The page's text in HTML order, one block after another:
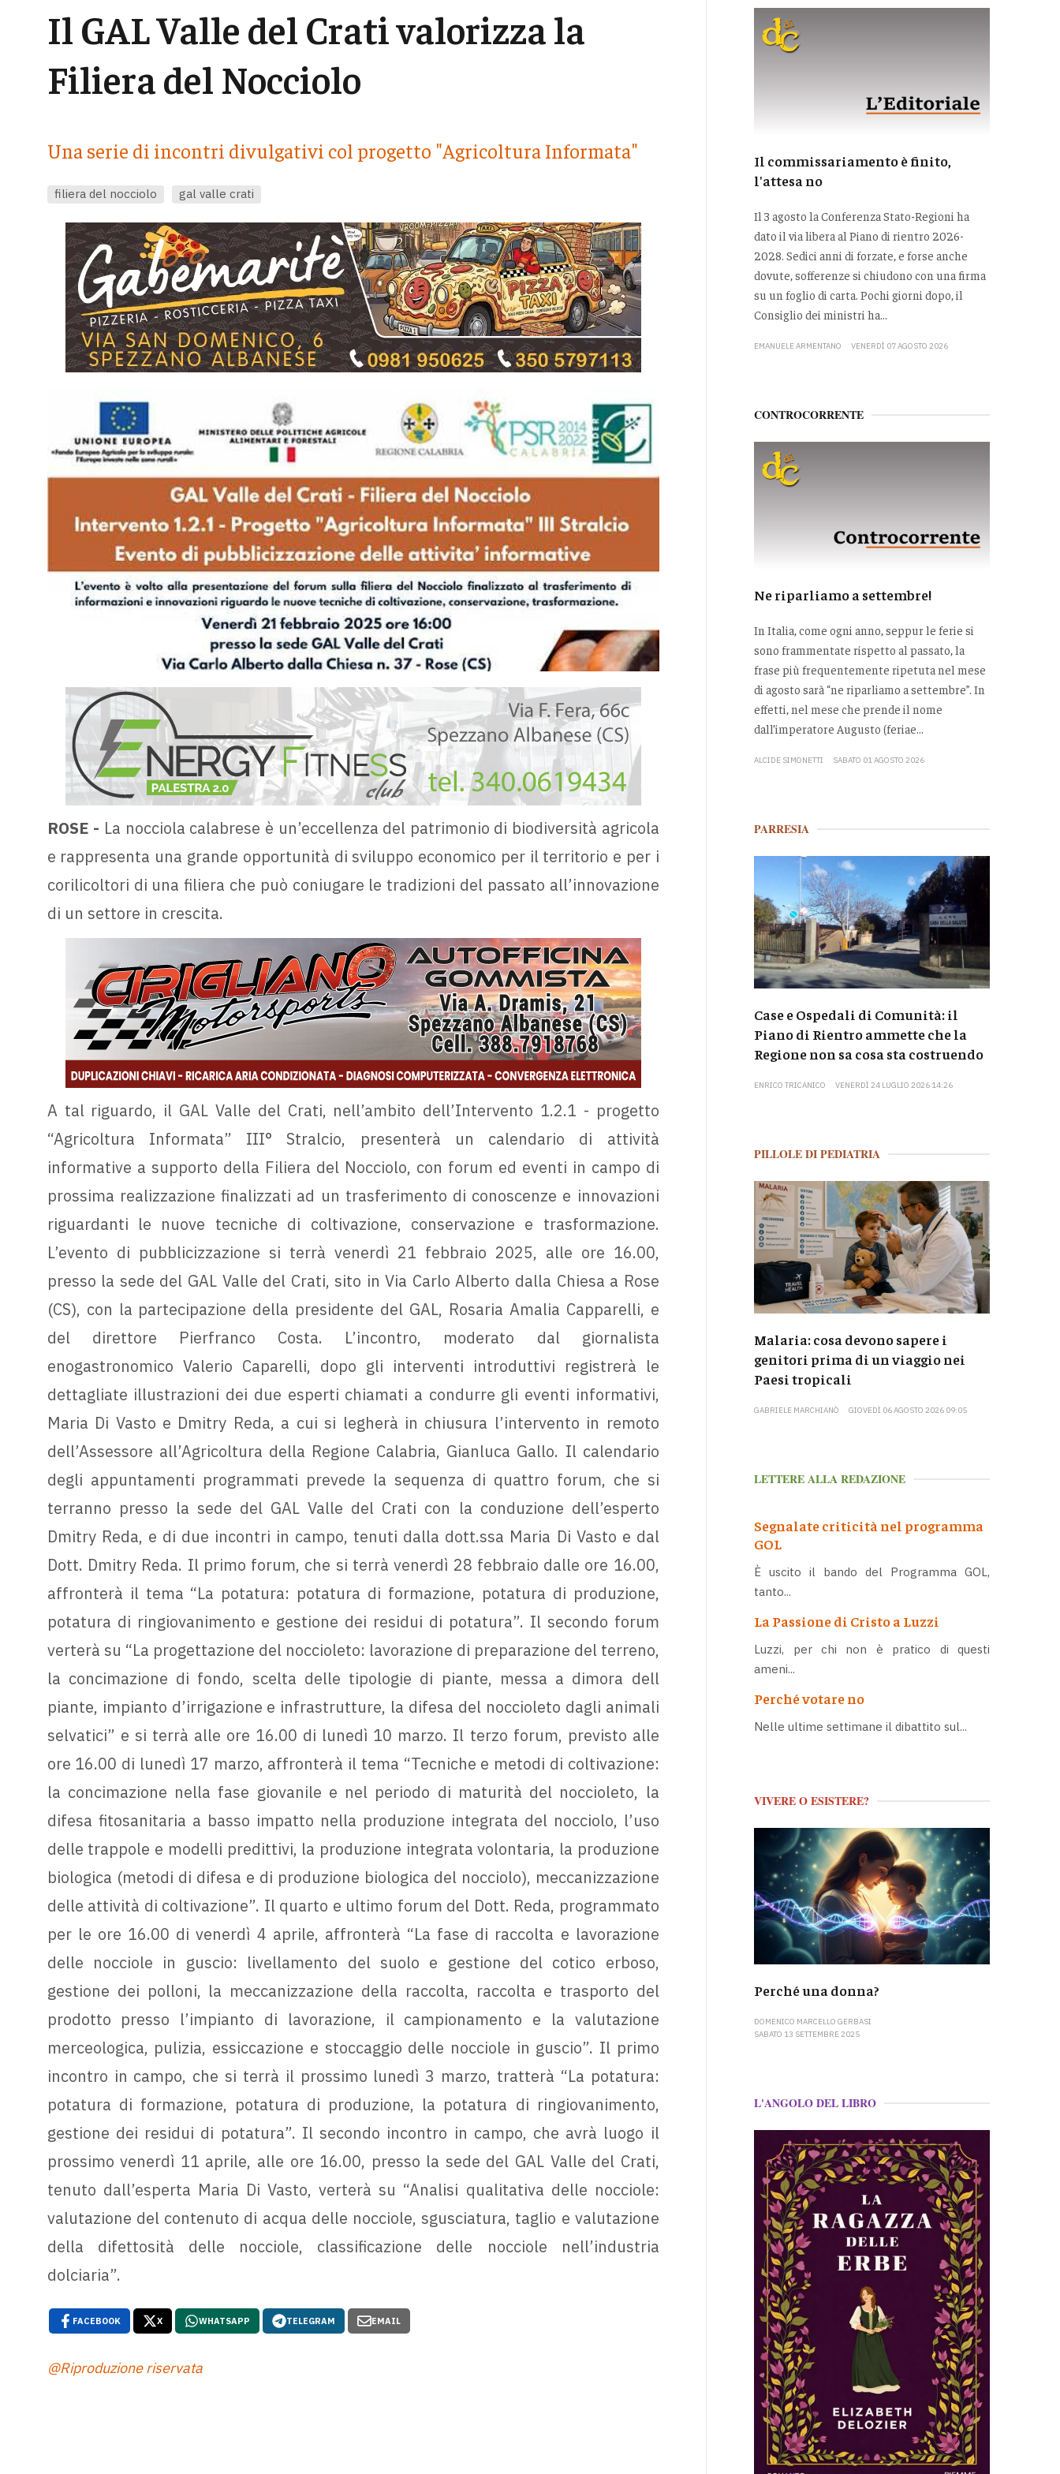
Il GAL Valle del Crati valorizza la
Filiera del Nocciolo
Una serie di incontri divulgativi col progetto "Agricoltura Informata"
filiera del nocciolo gal valle crati
ROSE - La nocciola calabrese è un’eccellenza del patrimonio di biodiversità agricola
e rappresenta una grande opportunità di sviluppo economico per il territorio e per i
corilicoltori di una filiera che può coniugare le tradizioni del passato all’innovazione
di un settore in crescita.
A tal riguardo, il GAL Valle del Crati, nell’ambito dell’Intervento 1.2.1 - progetto
“Agricoltura Informata” III° Stralcio, presenterà un calendario di attività
informative a supporto della Filiera del Nocciolo, con forum ed eventi in campo di
prossima realizzazione finalizzati ad un trasferimento di conoscenze e innovazioni
riguardanti le nuove tecniche di coltivazione, conservazione e trasformazione.
L’evento di pubblicizzazione si terrà venerdì 21 febbraio 2025, alle ore 16.00,
presso la sede del GAL Valle del Crati, sito in Via Carlo Alberto dalla Chiesa a Rose
(CS), con la partecipazione della presidente del GAL, Rosaria Amalia Capparelli, e
del direttore Pierfranco Costa. L’incontro, moderato dal giornalista
enogastronomico Valerio Caparelli, dopo gli interventi introduttivi registrerà le
dettagliate illustrazioni dei due esperti chiamati a condurre gli eventi informativi,
Maria Di Vasto e Dmitry Reda, a cui si legherà in chiusura l’intervento in remoto
dell’Assessore all’Agricoltura della Regione Calabria, Gianluca Gallo. Il calendario
degli appuntamenti programmati prevede la sequenza di quattro forum, che si
terranno presso la sede del GAL Valle del Crati con la conduzione dell’esperto
Dmitry Reda, e di due incontri in campo, tenuti dalla dott.ssa Maria Di Vasto e dal
Dott. Dmitry Reda. Il primo forum, che si terrà venerdì 28 febbraio dalle ore 16.00,
affronterà il tema “La potatura: potatura di formazione, potatura di produzione,
potatura di ringiovanimento e gestione dei residui di potatura”. Il secondo forum
verterà su “La progettazione del noccioleto: lavorazione di preparazione del terreno,
la concimazione di fondo, scelta delle tipologie di piante, messa a dimora dell
piante, impianto d’irrigazione e infrastrutture, la difesa del noccioleto dagli animali
selvatici” e si terrà alle ore 16.00 di lunedì 10 marzo. Il terzo forum, previsto alle
ore 16.00 di lunedì 17 marzo, affronterà il tema “Tecniche e metodi di coltivazione:
la concimazione nella fase giovanile e nel periodo di maturità del noccioleto, la
difesa fitosanitaria a basso impatto nella produzione integrata del nocciolo, l’uso
delle trappole e modelli predittivi, la produzione integrata volontaria, la produzione
biologica (metodi di difesa e di produzione biologica del nocciolo), meccanizzazione
delle attività di coltivazione”. Il quarto e ultimo forum del Dott. Reda, programmato
per le ore 16.00 di venerdì 4 aprile, affronterà “La fase di raccolta e lavorazione
delle nocciole in guscio: livellamento del suolo e gestione del cotico erboso,
gestione dei polloni, la meccanizzazione della raccolta, raccolta e trasporto del
prodotto presso l’impianto di lavorazione, il campionamento e la valutazione
merceologica, pulizia, essiccazione e stoccaggio delle nocciole in guscio”. Il primo
incontro in campo, che si terrà il prossimo lunedì 3 marzo, tratterà “La potatura:
potatura di formazione, potatura di produzione, la potatura di ringiovanimento,
gestione dei residui di potatura”. Il secondo incontro in campo, che avrà luogo il
prossimo venerdì 11 aprile, alle ore 16.00, presso la sede del GAL Valle del Crati,
tenuto dall’esperta Maria Di Vasto, verterà su “Analisi qualitativa delle nocciole:
valutazione del contenuto di acqua delle nocciole, sgusciatura, taglio e valutazione
della difettosità delle nocciole, classificazione delle nocciole nell’industria
dolciaria”.
FACEBOOK X WHATSAPP TELEGRAM EMAIL
@Riproduzione riservata
Il commissariamento è finito,
l'attesa no
Il 3 agosto la Conferenza Stato-Regioni ha
dato il via libera al Piano di rientro 2026-
2028. Sedici anni di forzate, e forse anche
dovute, sofferenze si chiudono con una firma
su un foglio di carta. Pochi giorni dopo, il
Consiglio dei ministri ha...
EMANUELE ARMENTANO VENERDÌ 07 AGOSTO 2026
CONTROCORRENTE
Ne riparliamo a settembre!
In Italia, come ogni anno, seppur le ferie si
sono frammentate rispetto al passato, la
frase più frequentemente ripetuta nel mese
di agosto sarà “ne riparliamo a settembre”. In
effetti, nel mese che prende il nome
dall’imperatore Augusto (feriae...
ALCIDE SIMONETTI SABATO 01 AGOSTO 2026
PARRESIA
Case e Ospedali di Comunità: il
Piano di Rientro ammette che la
Regione non sa cosa sta costruendo
ENRICO TRICANICO VENERDÌ 24 LUGLIO 2026 14:26
PILLOLE DI PEDIATRIA
Malaria: cosa devono sapere i
genitori prima di un viaggio nei
Paesi tropicali
GABRIELE MARCHIANÒ GIOVEDÌ 06 AGOSTO 2026 09:05
LETTERE ALLA REDAZIONE
Segnalate criticità nel programma
GOL
È uscito il bando del Programma GOL,
tanto...
La Passione di Cristo a Luzzi
Luzzi, per chi non è pratico di questi
ameni...
Perché votare no
Nelle ultime settimane il dibattito sul...
VIVERE O ESISTERE?
Perché una donna?
DOMENICO MARCELLO GERBASI
SABATO 13 SETTEMBRE 2025
L'ANGOLO DEL LIBRO